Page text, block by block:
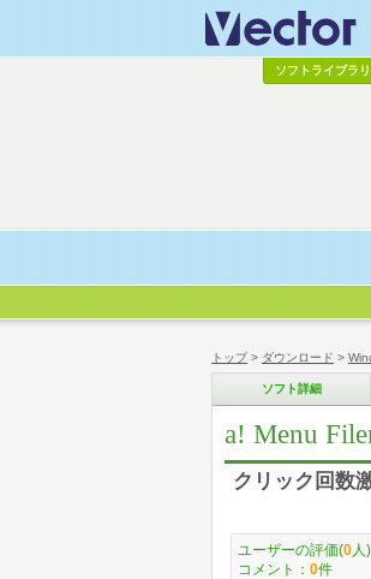
トップ> ダウンロード >
ソフト詳細
a! Menu
クリック回数
ユーザーの評価(0 人
コメント： 0件
ソフトライブラリ